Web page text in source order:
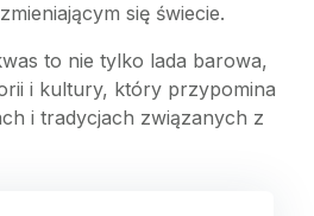
się świecie.
to nie tylko lada barowa,
i kultury, który przypomina
i tradycjach związanych z